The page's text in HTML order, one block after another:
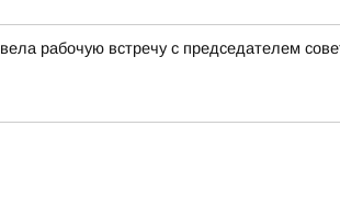
рабочую встречу с председателем